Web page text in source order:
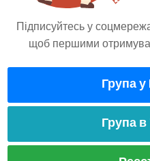
сотейник і залити
вогонь, щоб олію
Підписуйтесь у
щоб першими
Група
Група